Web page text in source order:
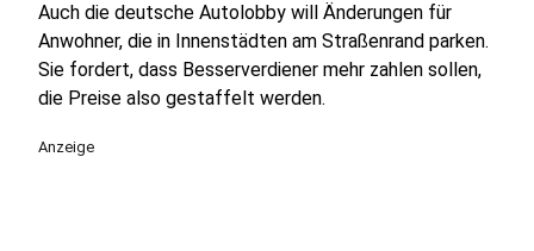
Auch die deutsche Autolobby will Änderungen für
Anwohner, die in Innenstädten am Straßenrand parken.
Sie fordert, dass Besserverdiener mehr zahlen sollen,
die Preise also gestaffelt werden.
Anzeige